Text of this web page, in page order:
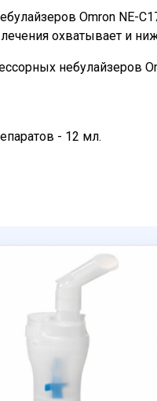
Omron NE-
охватывает и
небулайзеров
- 12 мл.